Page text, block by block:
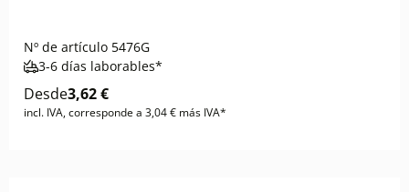
Nº de artículo 5476G
3-6 días laborables*
Desde3,62 €
incl. IVA, corresponde a 3,04 € más IVA*